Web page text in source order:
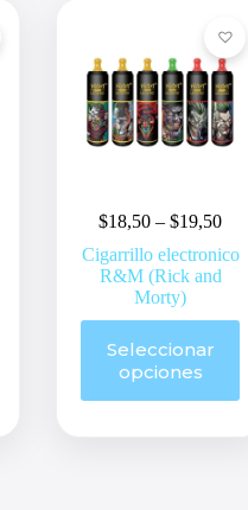
$18,50 – $19,50Price
Cigarrillo electronico
R&M (Rick and
Morty)
Seleccionar
opciones
producto
tiene
Las